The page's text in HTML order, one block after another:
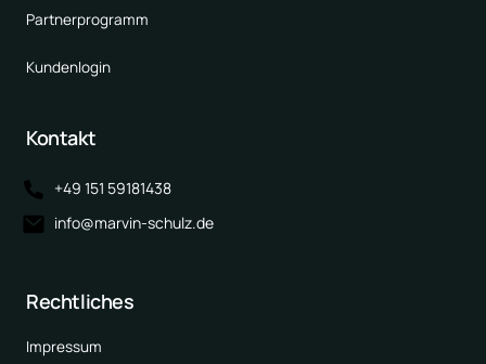
Partnerprogramm
Kundenlogin
Kontakt
+49 151 59181438
info@marvin-schulz.de
Rechtliches
Impressum